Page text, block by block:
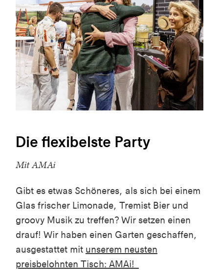
Die flexibelste Party
Mit AMAi
Gibt es etwas Schöneres, als sich bei einem
Glas frischer Limonade, Tremist Bier und
groovy Musik zu treffen? Wir setzen einen
drauf! Wir haben einen Garten geschaffen,
ausgestattet mit unserem neusten
preisbelohnten Tisch: AMAi!